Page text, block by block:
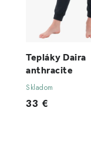
Tepláky Daira
anthracite
Skladom
33 €